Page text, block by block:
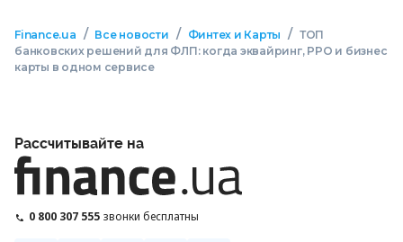
Finance.ua / Все новости / Финтех и Карты / ТОП
банковских решений для ФЛП: когда эквайринг, РРО и бизнес
карты в одном сервисе
Рассчитывайте на
0 800 307 555 звонки бесплатны